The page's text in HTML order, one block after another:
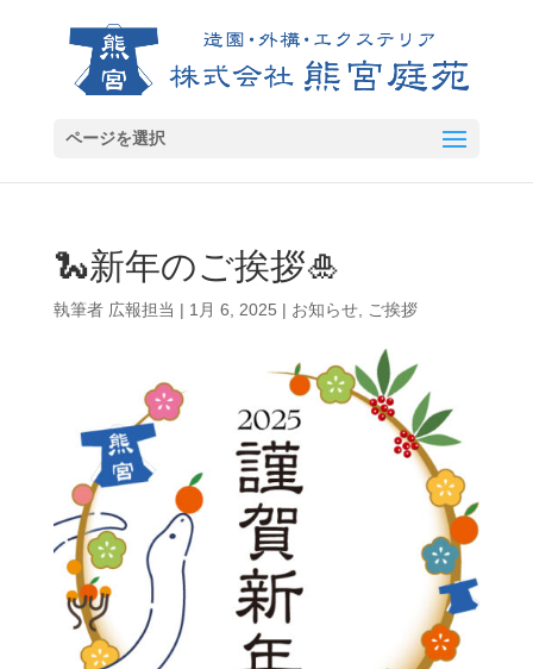
ページを選択
🐍新年のご挨拶🎍
執筆者 広報担当 | 1月 6, 2025 | お知らせ, ご挨拶